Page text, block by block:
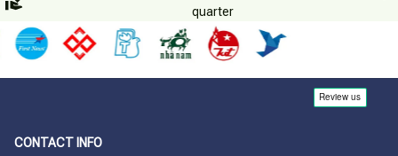
quarter
CONTACT INFO